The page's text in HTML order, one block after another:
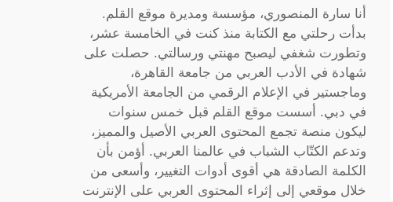
أنا سارة المنصوري، مؤسسة ومديرة موقع القلم.
بدأت رحلتي مع الكتابة منذ كنت في الخامسة عشر،
وتطورت شغفي ليصبح مهنتي ورسالتي. حصلت على
شهادة في الأدب العربي من جامعة القاهرة،
وماجستير في الإعلام الرقمي من الجامعة الأمريكية
في دبي. أسست موقع القلم قبل خمس سنوات
ليكون منصة تجمع المحتوى العربي الأصيل والمميز،
وتدعم الكتّاب الشباب في عالمنا العربي. أؤمن بأن
الكلمة الصادقة هي أقوى أدوات التغيير، وأسعى من
خلال موقعي إلى إثراء المحتوى العربي على الإنترنت